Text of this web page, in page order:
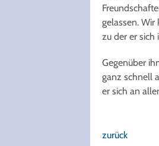
gelassen.
zu der er sich
Gegenüber
ganz schnell
er sich an
zurück